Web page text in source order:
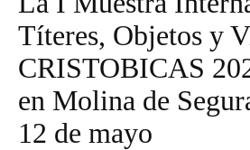
Títeres, Objetos y
CRISTOBICAS
en Molina de
12 de mayo